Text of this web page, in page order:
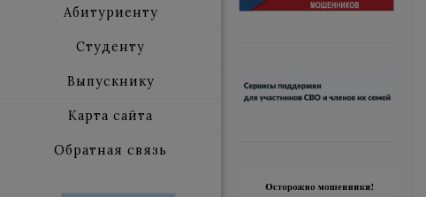
Абитуриенту
Студенту
Выпускнику
Карта сайта
Обратная связь